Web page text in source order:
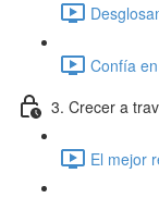
Confía
3. Crecer a
El mejor